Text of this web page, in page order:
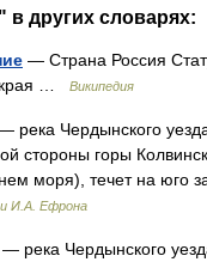
в других словарях:
— Страна Россия
края …
Википедия
река Чердынского
стороны горы
моря), течет на юго
и И.А. Ефрона
— река Чердынского